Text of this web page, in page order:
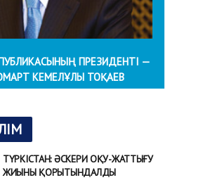
ПРЕЗИДЕНТІ —
КЕМЕЛҰЛЫ ТОҚАЕВ
ТҮРКІСТАН: ӘСКЕРИ ОҚУ-ЖАТТЫҒУ
ЖИЫНЫ ҚОРЫТЫНДАЛДЫ